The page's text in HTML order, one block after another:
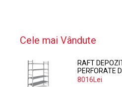
Cele mai Vândute
RAFT
PERFORATE
374*60 CM
8016Lei